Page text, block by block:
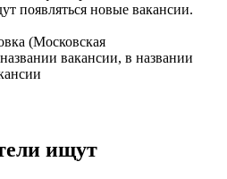
появляться новые вакансии.
(Московская
вакансии, в названии
ищут